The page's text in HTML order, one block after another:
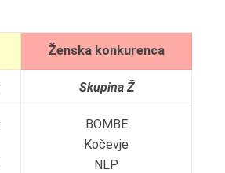
Ženska konkurenca
Skupina Ž
BOMBE
Kočevje
NLP